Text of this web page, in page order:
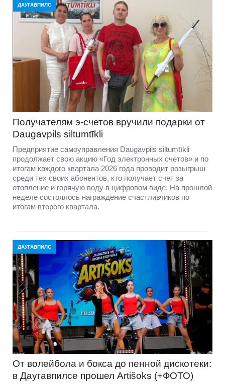
ДАУГАВПИЛС
Получателям э-счетов вручили подарки от
Daugavpils siltumtīkli
Предприятие самоуправления Daugavpils siltumtīkli
продолжает свою акцию «Год электронных счетов» и по
итогам каждого квартала 2026 года проводит розыгрыш
среди тех своих абонентов, кто получает счет за
отопление и горячую воду в цифровом виде. На прошлой
неделе состоялось награждение счастливчиков по
итогам второго квартала.
ДАУГАВПИЛС
От волейбола и бокса до пенной дискотеки:
в Даугавпилсе прошел Artišoks (+ФОТО)